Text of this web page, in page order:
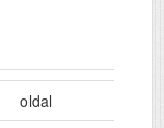
oldal